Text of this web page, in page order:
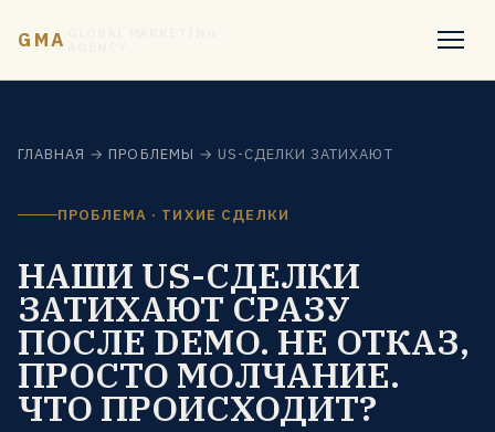
GMA
ГЛАВНАЯ →ПРОБЛЕМЫ → US-СДЕЛКИ ЗАТИХАЮТ
ПРОБЛЕМА · ТИХИЕ СДЕЛКИ
НАШИ US-СДЕЛКИ
ЗАТИХАЮТ СРАЗУ
ПОСЛЕ DEMO. НЕ ОТКАЗ,
ПРОСТО МОЛЧАНИЕ.
ЧТО ПРОИСХОДИТ?